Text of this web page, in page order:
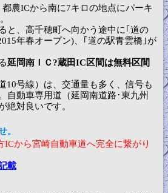
都農ICから南に7キロの地点にパーキ
と、高千穂町へ向かう途中に｢道の
年春オープン)、｢道の駅青雲橋｣が
延岡南ＩＣ?蔵田IC区間は無料区間
10号線）は、交通量も多く、信号も
自動車専用道（延岡南道路･東九州
絶対良いです。
。
ICから宮崎自動車道へ完全に繋がり
載